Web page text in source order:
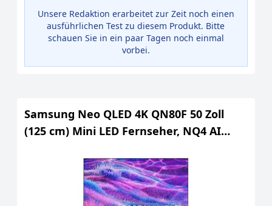
Unsere Redaktion erarbeitet zur Zeit noch einen
ausführlichen Test zu diesem Produkt. Bitte
schauen Sie in ein paar Tagen noch einmal
vorbei.
Samsung Neo QLED 4K QN80F 50 Zoll
(125 cm) Mini LED Fernseher, NQ4 AI
Technology Slim, Motion Xcelerator
144Hz, AirSlim Design, Sa... [Ungarische